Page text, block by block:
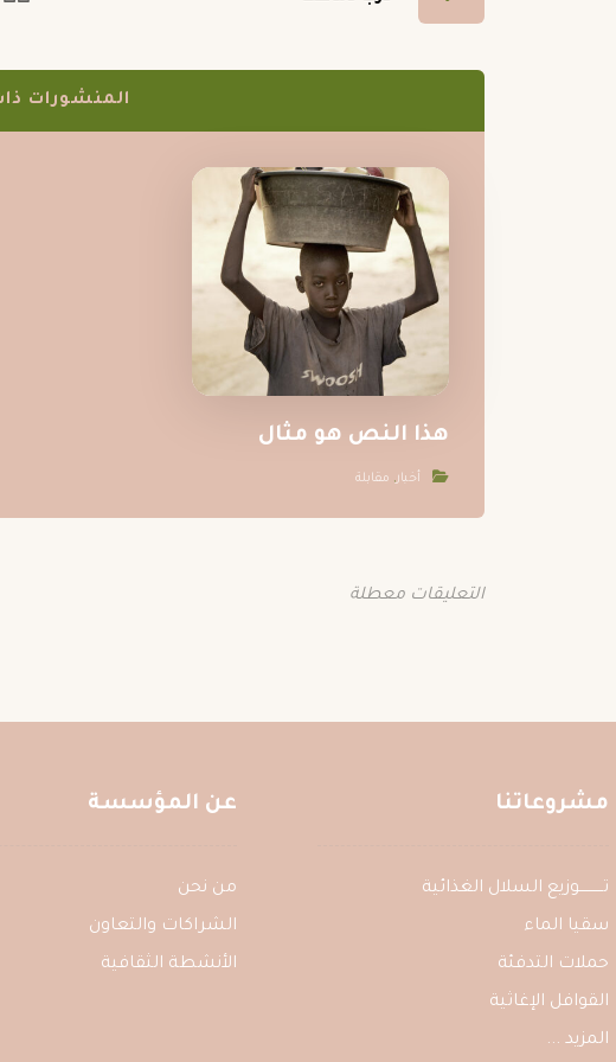
المنشورات
هذا النص هو مثال
أخبار, مقابلة
التعليقات معطلة
مشروعاتنا
تــــــــــوزيع السلال الغذائية
سقيا الماء
حملات التدفئة
القوافل الإغاثية
المزيد ...
عن المؤسسة
من نحن
الشراكات والتعاون
الأنشطة الثقافية